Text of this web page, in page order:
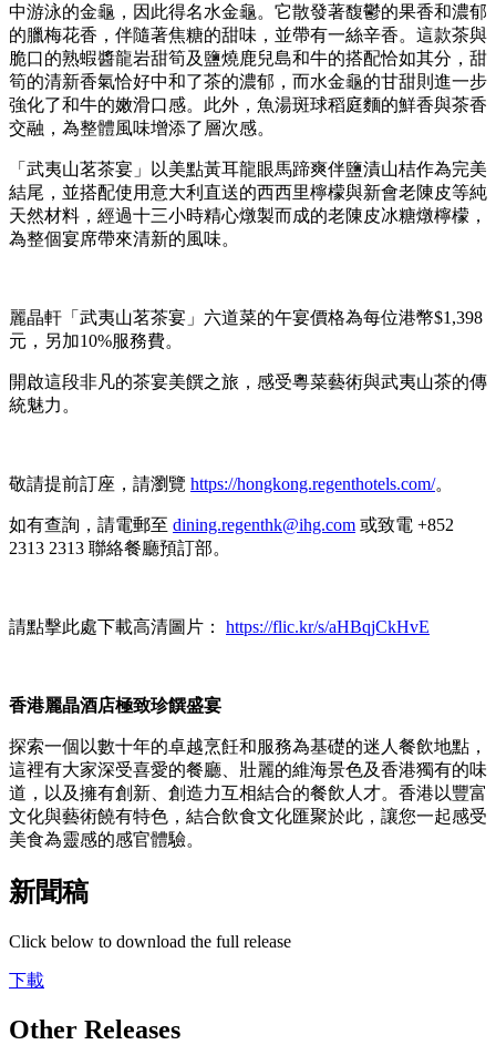
中游泳的金龜，因此得名水金龜。它散發著馥鬱的果香和濃郁
的臘梅花香，伴隨著焦糖的甜味，並帶有一絲辛香。這款茶與
脆口的熟蝦醬龍岩甜筍及鹽燒鹿兒島和牛的搭配恰如其分，甜
筍的清新香氣恰好中和了茶的濃郁，而水金龜的甘甜則進一步
強化了和牛的嫩滑口感。此外，魚湯斑球稻庭麵的鮮香與茶香
交融，為整體風味增添了層次感。
「武夷山茗茶宴」以美點黃耳龍眼馬蹄爽伴鹽漬山桔作為完美
結尾，並搭配使用意大利直送的西西里檸檬與新會老陳皮等純
天然材料，經過十三小時精心燉製而成的老陳皮冰糖燉檸檬，
為整個宴席帶來清新的風味。
麗晶軒「武夷山茗茶宴」六道菜的午宴價格為每位港幣$1,398
元，另加10%服務費。
開啟這段非凡的茶宴美饌之旅，感受粵菜藝術與武夷山茶的傳
統魅力。
敬請提前訂座 ，請瀏覽 https://hongkong.regenthotels.com/。
如有查詢，請電郵至 dining.regenthk@ihg.com 或致電 +852
2313 2313 聯絡餐廳預訂部。
請點擊此處下載高清圖片： https://flic.kr/s/aHBqjCkHvE
香港麗晶酒店極致珍饌盛宴
探索一個以數十年的卓越烹飪和服務為基礎的迷人餐飲地點，
這裡有大家深受喜愛的餐廳、壯麗的維海景色及香港獨有的味
道，以及擁有創新、創造力互相結合的餐飲人才。香港以豐富
文化與藝術饒有特色，結合飲食文化匯聚於此，讓您一起感受
美食為靈感的感官體驗。
新聞稿
Click below to download the full release
下載
Other Releases